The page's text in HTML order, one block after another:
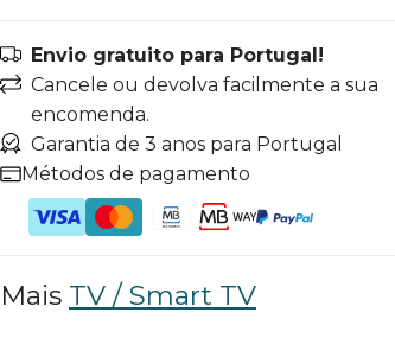
Envio gratuito para Portugal!
Cancele ou devolva facilmente a sua
encomenda.
Garantia de 3 anos para Portugal
Métodos de pagamento
Mais TV / Smart TV